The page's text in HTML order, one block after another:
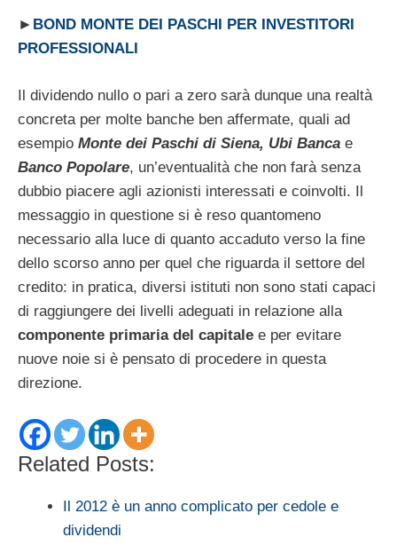
► BOND MONTE DEI PASCHI PER INVESTITORI
PROFESSIONALI
Il dividendo nullo o pari a zero sarà dunque una realtà
concreta per molte banche ben affermate, quali ad
esempio Monte dei Paschi di Siena, Ubi Banca e
Banco Popolare, un’eventualità che non farà senza
dubbio piacere agli azionisti interessati e coinvolti. Il
messaggio in questione si è reso quantomeno
necessario alla luce di quanto accaduto verso la fine
dello scorso anno per quel che riguarda il settore del
credito: in pratica, diversi istituti non sono stati capaci
di raggiungere dei livelli adeguati in relazione alla
componente primaria del capitale e per evitare
nuove noie si è pensato di procedere in questa
direzione.
Related Posts:
Il 2012 è un anno complicato per cedole e
dividendi